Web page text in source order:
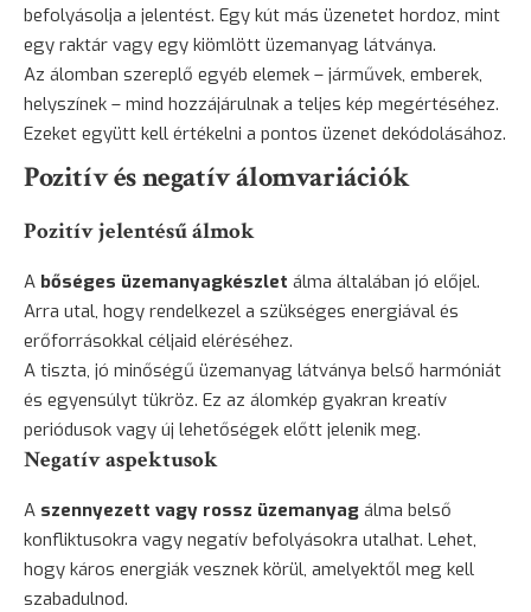
befolyásolja a jelentést. Egy kút más üzenetet hordoz, mint
egy raktár vagy egy kiömlött üzemanyag látványa.
Az álomban szereplő egyéb elemek – járművek, emberek,
helyszínek – mind hozzájárulnak a teljes kép megértéséhez.
Ezeket együtt kell értékelni a pontos üzenet dekódolásához.
Pozitív és negatív álomvariációk
Pozitív jelentésű álmok
A bőséges üzemanyagkészlet álma általában jó előjel.
Arra utal, hogy rendelkezel a szükséges energiával és
erőforrásokkal céljaid eléréséhez.
A tiszta, jó minőségű üzemanyag látványa belső harmóniát
és egyensúlyt tükröz. Ez az álomkép gyakran kreatív
periódusok vagy új lehetőségek előtt jelenik meg.
Negatív aspektusok
A szennyezett vagy rossz üzemanyag álma belső
konfliktusokra vagy negatív befolyásokra utalhat. Lehet,
hogy káros energiák vesznek körül, amelyektől meg kell
szabadulnod.